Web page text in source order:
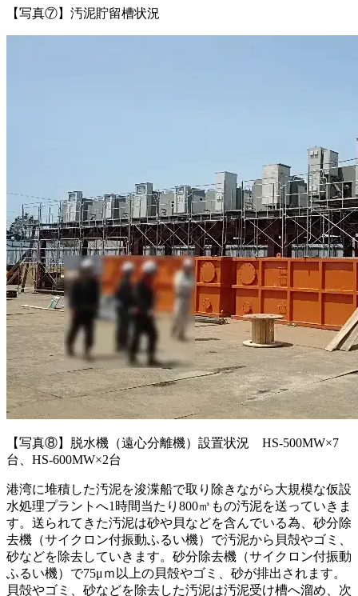
【写真⑦】汚泥貯留槽状況
【写真⑧】脱水機（遠心分離機）設置状況 HS-500MW×7
台、HS-600MW×2台
港湾に堆積した汚泥を浚渫船で取り除きながら大規模な仮設
水処理プラントへ1時間当たり800㎥もの汚泥を送っていきま
す。送られてきた汚泥は砂や貝などを含んでいる為、砂分除
去機（サイクロン付振動ふるい機）で汚泥から貝殻やゴミ、
砂などを除去していきます。砂分除去機（サイクロン付振動
ふるい機）で75μｍ以上の貝殻やゴミ、砂が排出されます。
貝殻やゴミ、砂などを除去した汚泥は汚泥受け槽へ溜め、次